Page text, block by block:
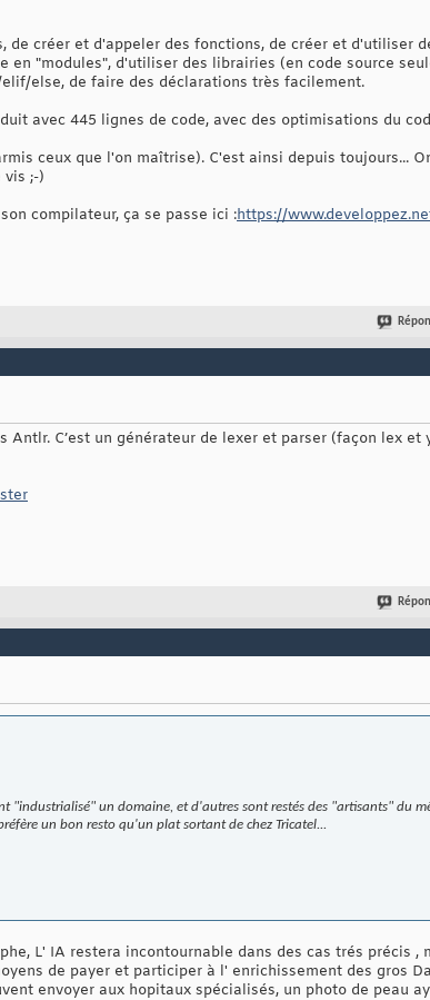
de créer et d'appeler des fonctions, de créer et d'utiliser
en "modules", d'utiliser des librairies (en code source
else, de faire des déclarations très facilement.
avec 445 lignes de code, avec des optimisations du
ceux que l'on maîtrise). C'est ainsi depuis toujours...
vis ;-)
compilateur, ça se passe ici :https://
C’est un générateur de lexer et parser (façon lex et
"industrialisé" un domaine, et d'autres sont restés des "artisants" du
un bon resto qu'un plat sortant de chez Tricatel...
L' IA restera incontournable dans des cas trés précis ,
de payer et participer à l' enrichissement des gros
envoyer aux hopitaux spécialisés, un photo de peau